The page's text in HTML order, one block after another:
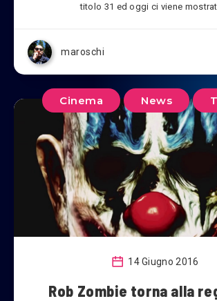
titolo 31 ed oggi ci viene
maroschi
Cinema News
14 Giugno 2016
Rob Zombie torna alla